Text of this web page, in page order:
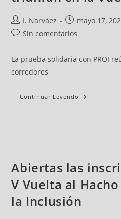
I. Narváez mayo 17,
Sin comentarios
La prueba solidaria con PROI
corredores
Continuar Leyendo
Abiertas las
V Vuelta al
la Inclusión